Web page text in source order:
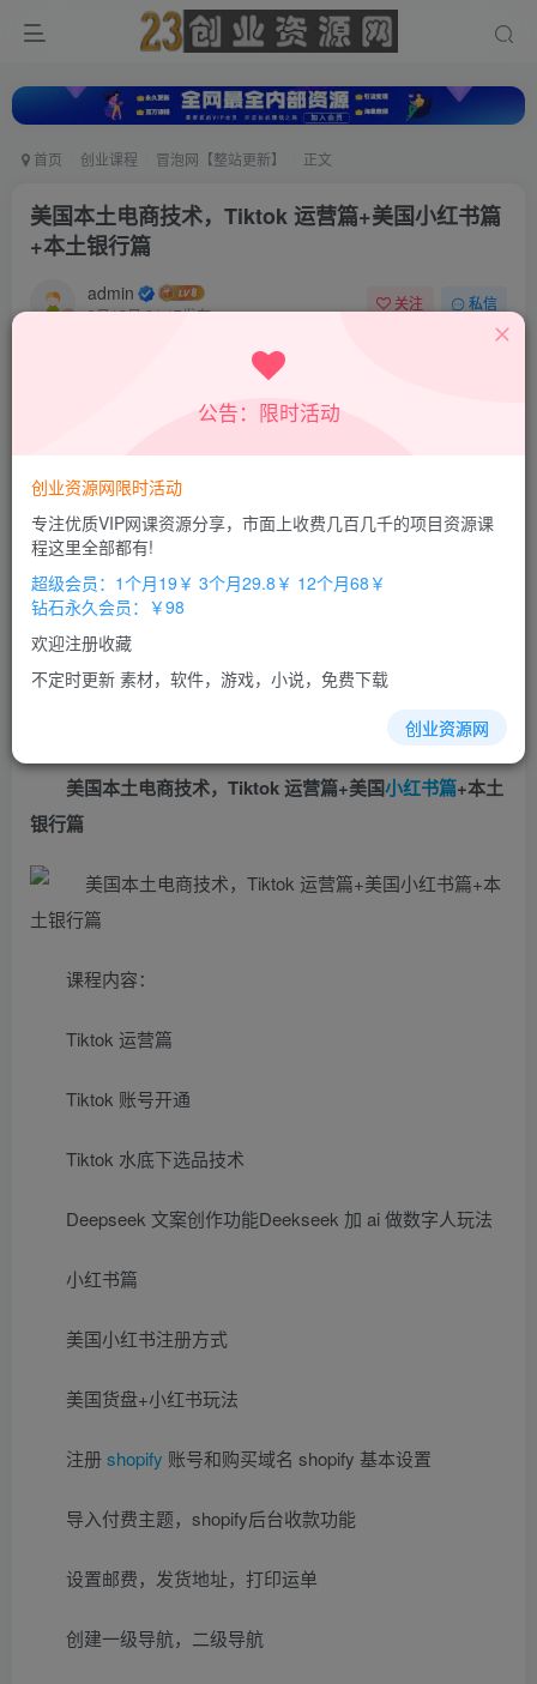
首页 创业课程 冒泡网【整站更新】 正文
美国本土电商技术，Tiktok 运营篇+美国小红书篇
+本土银行篇
admin
9月12日 21:17发布
关注 私信
超级会员
立即购买
您当前未登录！建议登陆后购买，办理会员包月更省钱，可保存购
美国本土电商技术，Tiktok 运营篇+美国小红书篇+本土
银行篇
课程内容：
Tiktok 运营篇
Tiktok 账号开通
Tiktok 水底下选品技术
Deepseek 文案创作功能Deekseek 加 ai 做数字人玩法
小红书篇
美国小红书注册方式
美国货盘+小红书玩法
注册shopify 账号和购买域名 shopify 基本设置
导入付费主题，shopify后台收款功能
设置邮费，发货地址，打印运单
创建一级导航，二级导航
公告：限时活动
创业资源网限时活动
专注优质VIP网课资源分享，市面上收费几百几千的项目资源课
程这里全部都有!
超级会员：1个月19￥ 3个月29.8￥ 12个月68￥
钻石永久会员：￥98
欢迎注册收藏
不定时更新 素材，软件，游戏，小说，免费下载
创业资源网